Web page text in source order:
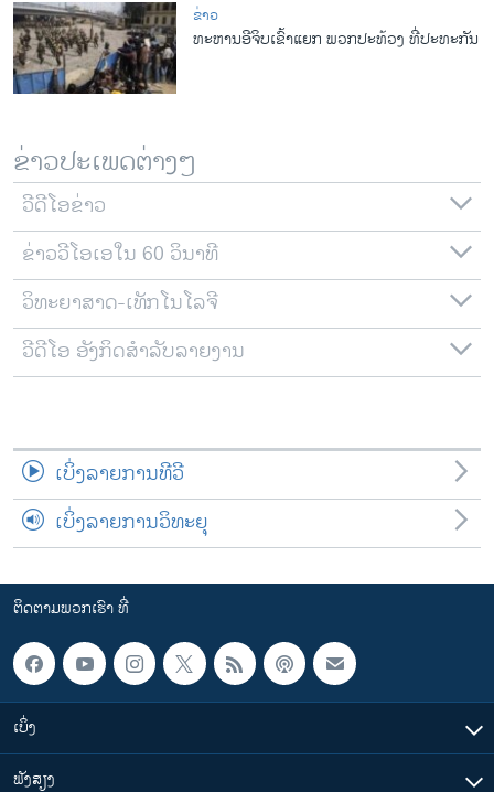
ລາຍການກະຈາຍສຽງ
ລາຍງານ
ຕິດຕາມພວກເຮົາ ທີ່
ພາສາຕ່າງໆ
ຂ່າວ
ທະຫານອີຈິບເຂົ້າແຍກ ພວກປະທ້ວງ ທີ່ປະທະກັນ
ຂ່າວປະເພດຕ່າງໆ
ວີດີໂອຂ່າວ
ຂ່າວວີໂອເອໃນ 60 ວິນາທີ
ວິທະຍາສາດ-ເທັກໂນໂລຈີ
ວີດີໂອ ອັງກິດສຳລັບລາຍງານ
ເບິ່ງລາຍການທີວີ
ເບິ່ງລາຍການວິທະຍຸ
ຕິດຕາມພວກເຮົາ ທີ່
ເບິ່ງ
ຟັງສຽງ